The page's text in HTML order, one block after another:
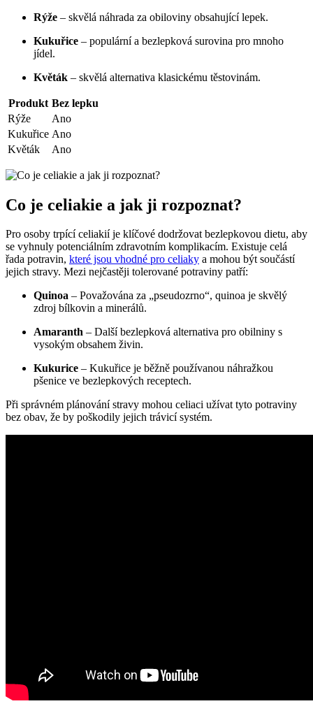
Rýže – skvělá náhrada za obiloviny obsahující lepek.
Kukuřice – populární a bezlepková surovina pro mnoho
jídel.
Květák – skvělá alternativa klasickému těstovinám.
Produkt Bez lepku
Rýže
Ano
Kukuřice Ano
Květák
Ano
Co je celiakie a jak ji rozpoznat?
Pro osoby trpící celiakií je klíčové dodržovat bezlepkovou dietu, aby
se vyhnuly potenciálním zdravotním komplikacím. Existuje celá
řada potravin, které jsou vhodné pro celiaky a mohou být součástí
jejich stravy. Mezi nejčastěji tolerované potraviny patří:
Quinoa – Považována za „pseudozrno“, quinoa je skvělý
zdroj bílkovin a minerálů.
Amaranth – Další bezlepková alternativa pro obilniny s
vysokým obsahem živin.
Kukurice – Kukuřice je běžně používanou náhražkou
pšenice ve bezlepkových receptech.
Při správném plánování stravy mohou celiaci užívat tyto potraviny
bez obav, že by poškodily jejich trávicí systém.